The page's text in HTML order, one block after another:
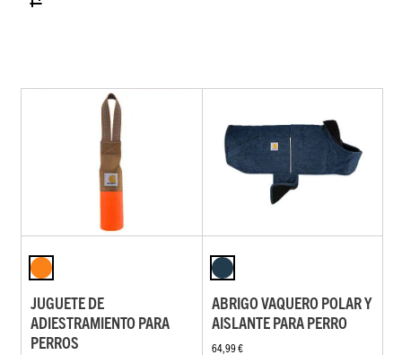
JUGUETE DE
ADIESTRAMIENTO PARA
PERROS
ABRIGO VAQUERO POLAR Y
AISLANTE PARA PERRO
64,99 €